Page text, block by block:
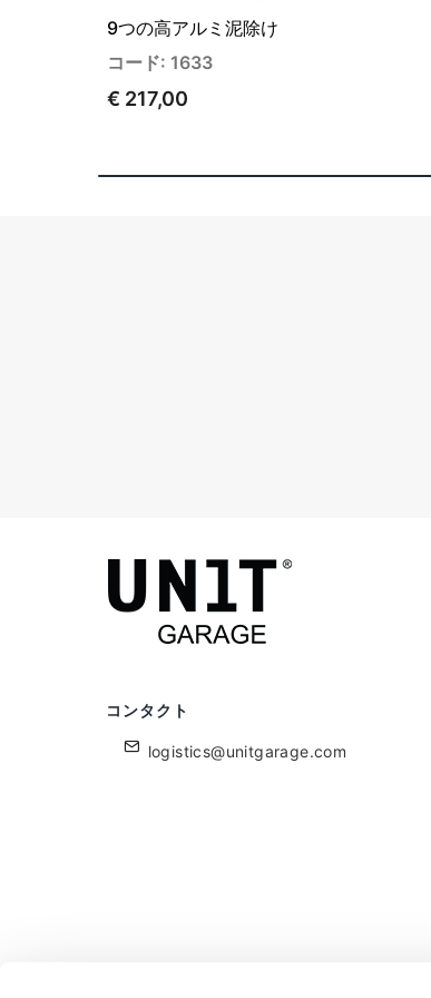
9つの高アルミ泥除け
コード: 1633
€ 217,00
コンタクト
logistics@unitgarage.com